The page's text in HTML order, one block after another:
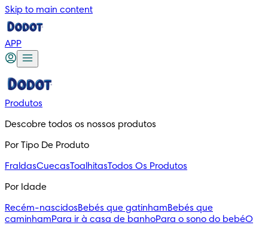
Skip to main content
APP
Produtos
Descobre todos os nossos produtos
Por Tipo De Produto
FraldasCuecasToalhitasTodos Os Produtos
Por Idade
Recém-nascidosBebés que gatinhamBebés que
caminhamPara ir à casa de banhoPara o sono do bebéO